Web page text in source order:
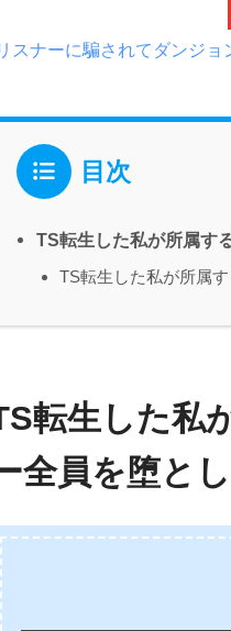
スナーに騙されてダンジ
目次
TS転生した私が所属す
TS転生した私が所属
転生した私
全員を堕と